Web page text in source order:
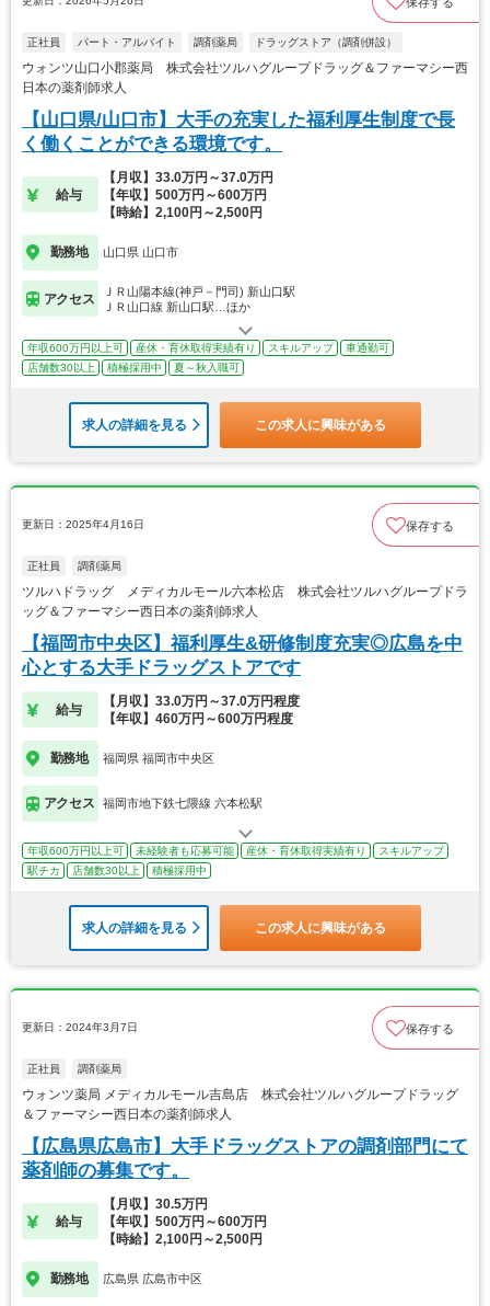
正社員 パート・アルバイト 調剤薬局 ドラッグストア（調剤併設）
ウォンツ山口小郡薬局 株式会社ツルハグループドラッグ＆ファーマシー西
日本の薬剤師求人
【山口県/山口市】大手の充実した福利厚生制度で長
く働くことができる環境です。
給与
【月収】33.0万円～37.0万円
【年収】500万円～600万円
【時給】2,100円～2,500円
勤務地 山口県 山口市
アクセス
ＪＲ山陽本線(神戸－門司) 新山口駅
ＪＲ山口線 新山口駅…ほか
年収600万円以上可 産休・育休取得実績有り スキルアップ
車通勤可
店舗数30以上
積極採用中 夏～秋入職可
求人の詳細を見る この求人に興味がある
更新日：2025年4月16日 保存する
正社員 調剤薬局
ツルハドラッグ メディカルモール六本松店 株式会社ツルハグループドラ
ッグ＆ファーマシー西日本の薬剤師求人
【福岡市中央区】福利厚生&研修制度充実◎広島を中
心とする大手ドラッグストアです
給与
【月収】33.0万円～37.0万円程度
【年収】460万円～600万円程度
勤務地 福岡県 福岡市中央区
アクセス 福岡市地下鉄七隈線 六本松駅
年収600万円以上可 未経験者も応募可能 産休・育休取得実績有り
スキルアップ
駅チカ
店舗数30以上 積極採用中
求人の詳細を見る この求人に興味がある
更新日：2024年3月7日 保存する
正社員 調剤薬局
ウォンツ薬局 メディカルモール吉島店 株式会社ツルハグループドラッグ
＆ファーマシー西日本の薬剤師求人
【広島県広島市】大手ドラッグストアの調剤部門にて
薬剤師の募集です。
給与
【月収】30.5万円
【年収】500万円～600万円
【時給】2,100円～2,500円
勤務地 広島県 広島市中区